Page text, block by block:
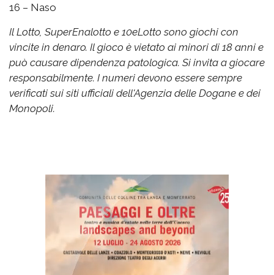
16 – Naso
Il Lotto, SuperEnalotto e 10eLotto sono giochi con
vincite in denaro. Il gioco è vietato ai minori di 18 anni e
può causare dipendenza patologica. Si invita a giocare
responsabilmente. I numeri devono essere sempre
verificati sui siti ufficiali dell'Agenzia delle Dogane e dei
Monopoli.